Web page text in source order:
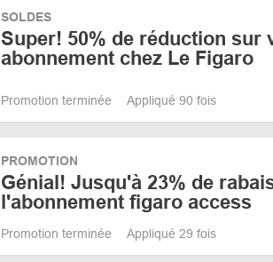
SOLDES
Super! 50% de réduction sur
abonnement chez Le Figaro
Promotion terminée Appliqué 90 fois
PROMOTION
Génial! Jusqu'à 23% de
l'abonnement figaro access
Promotion terminée Appliqué 29 fois